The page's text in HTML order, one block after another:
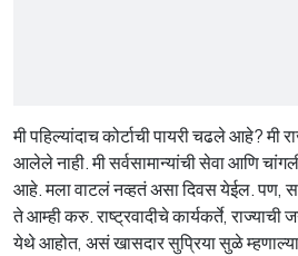
मी पहिल्यांदाच कोर्टाची पायरी चढले आहे? मी
आलेले नाही. मी सर्वसामान्यांची सेवा आणि
आहे. मला वाटलं नव्हतं असा दिवस येईल. पण,
ते आम्ही करु. राष्ट्रवादीचे कार्यकर्ते, राज्याची
येथे आहोत, असं खासदार सुप्रिया सुळे